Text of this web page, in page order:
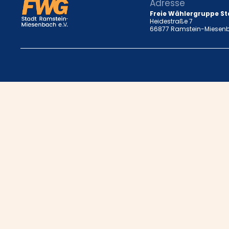
Adresse
Freie Wählergruppe
Heidestraße 7
66877 Ramstein-